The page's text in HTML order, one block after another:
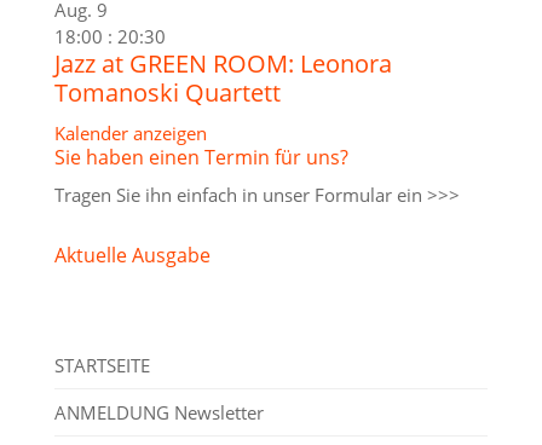
Aug. 9
18:00 : 20:30
Jazz at GREEN ROOM: Leonora
Tomanoski Quartett
Kalender anzeigen
Sie haben einen Termin für uns?
Tragen Sie ihn einfach in unser Formular ein >>>
Aktuelle Ausgabe
STARTSEITE
ANMELDUNG Newsletter